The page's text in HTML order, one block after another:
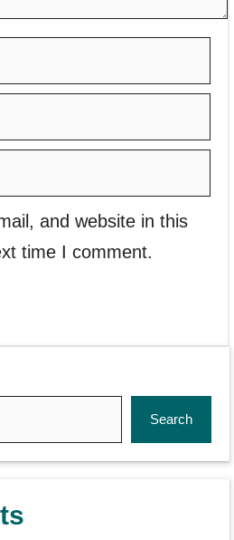
and website in this
time I comment.
Search